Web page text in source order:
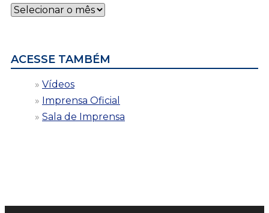
Notícias
por
ACESSE TAMBÉM
Vídeos
Imprensa Oficial
Sala de Imprensa